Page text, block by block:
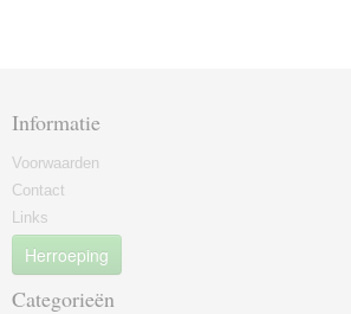
Informatie
Voorwaarden
Contact
Links
Herroeping
Categorieën